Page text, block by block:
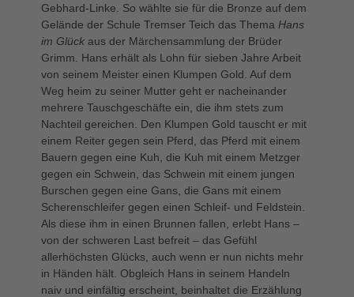
Gebhard-Linke. So wählte sie für die Bronze auf dem
Gelände der Schule Tremser Teich das Thema Hans
im Glück aus der Märchensammlung der Brüder
Grimm. Hans erhält als Lohn für sieben Jahre Arbeit
von seinem Meister einen Klumpen Gold. Auf dem
Weg heim zu seiner Mutter geht er nacheinander
mehrere Tauschgeschäfte ein, die ihm stets zum
Nachteil gereichen. Den Klumpen Gold tauscht er mit
einem Reiter gegen sein Pferd, das Pferd mit einem
Bauern gegen eine Kuh, die Kuh mit einem Metzger
gegen ein Schwein, das Schwein mit einem jungen
Burschen gegen eine Gans, die Gans mit einem
Scherenschleifer gegen einen Schleif- und Feldstein.
Als diese ihm in einen Brunnen fallen, erlebt Hans –
von der schweren Last befreit – das Gefühl
allerhöchsten Glücks, auch wenn er nun nichts mehr
in Händen hält. Obgleich Hans in seinem Handeln
naiv und einfältig erscheint, beinhaltet die Erzählung